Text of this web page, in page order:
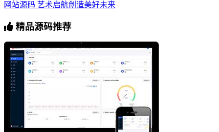
网站源码 艺术启航创造美好未来
精品源码推荐